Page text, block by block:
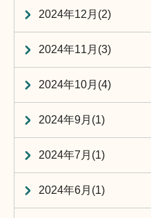
2024年12月(2)
2024年11月(3)
2024年10月(4)
2024年9月(1)
2024年7月(1)
2024年6月(1)